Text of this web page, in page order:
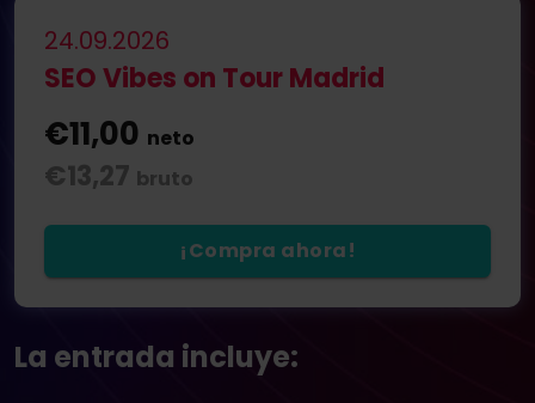
24.09.2026
SEO Vibes on Tour Madrid
€11,00 neto
€13,27 bruto
¡Compra ahora!
La entrada incluye: